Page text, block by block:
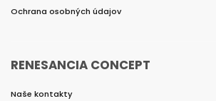
Ochrana osobných údajov
RENESANCIA CONCEPT
Naše kontakty